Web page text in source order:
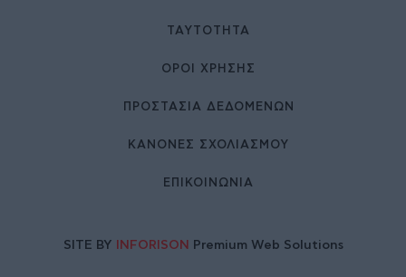
ΤΑΥΤΌΤΗΤΑ
ΌΡΟΙ ΧΡΉΣΗΣ
ΠΡΟΣΤΑΣΙΑ ΔΕΔΟΜΕΝΩΝ
ΚΑΝΟΝΕΣ ΣΧΟΛΙΑΣΜΟΥ
ΕΠΙΚΟΙΝΩΝΊΑ
SITE BY INFORISON Premium Web Solutions